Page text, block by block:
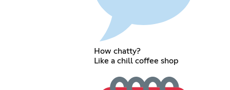
How chatty?
Like a chill coffee shop